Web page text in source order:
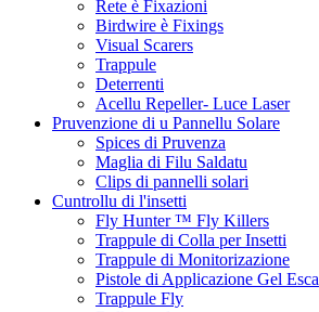
Rete è Fixazioni
Birdwire è Fixings
Visual Scarers
Trappule
Deterrenti
Acellu Repeller- Luce Laser
Pruvenzione di u Pannellu Solare
Spices di Pruvenza
Maglia di Filu Saldatu
Clips di pannelli solari
Cuntrollu di l'insetti
Fly Hunter ™ Fly Killers
Trappule di Colla per Insetti
Trappule di Monitorizazione
Pistole di Applicazione Gel Esca
Trappule Fly